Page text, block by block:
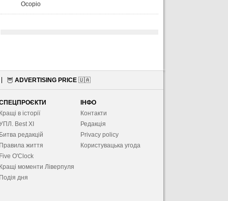
Осоріо
🦉 ADVERTISING PRICE 🇺🇦
Кращі в історії
Best XІ
Битва редакцій
Правила життя
Five O'Clock
Кращі моменти Ліверпуля
Подія дня
ІНФО
Контакти
Редакція
Privacy policy
Користувацька угода